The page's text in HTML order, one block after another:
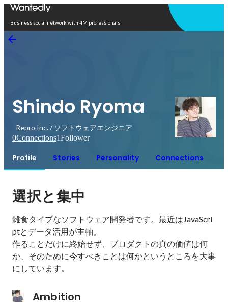
Business social network with 4M professionals
Shindo Ryoma
Repro Inc. / ソフトウェアエンジニア
0Connections1Follower
Profile Stories Personality Connections
選択と集中
雑食タイプなソフトウェア開発者です。最近はJavaScri
ptとデータ活用が主軸。
作ることだけに終始せず、プロダクトの真の価値は何
か、そのために今すべきことは何かというところを大事
にしています。
Ambition